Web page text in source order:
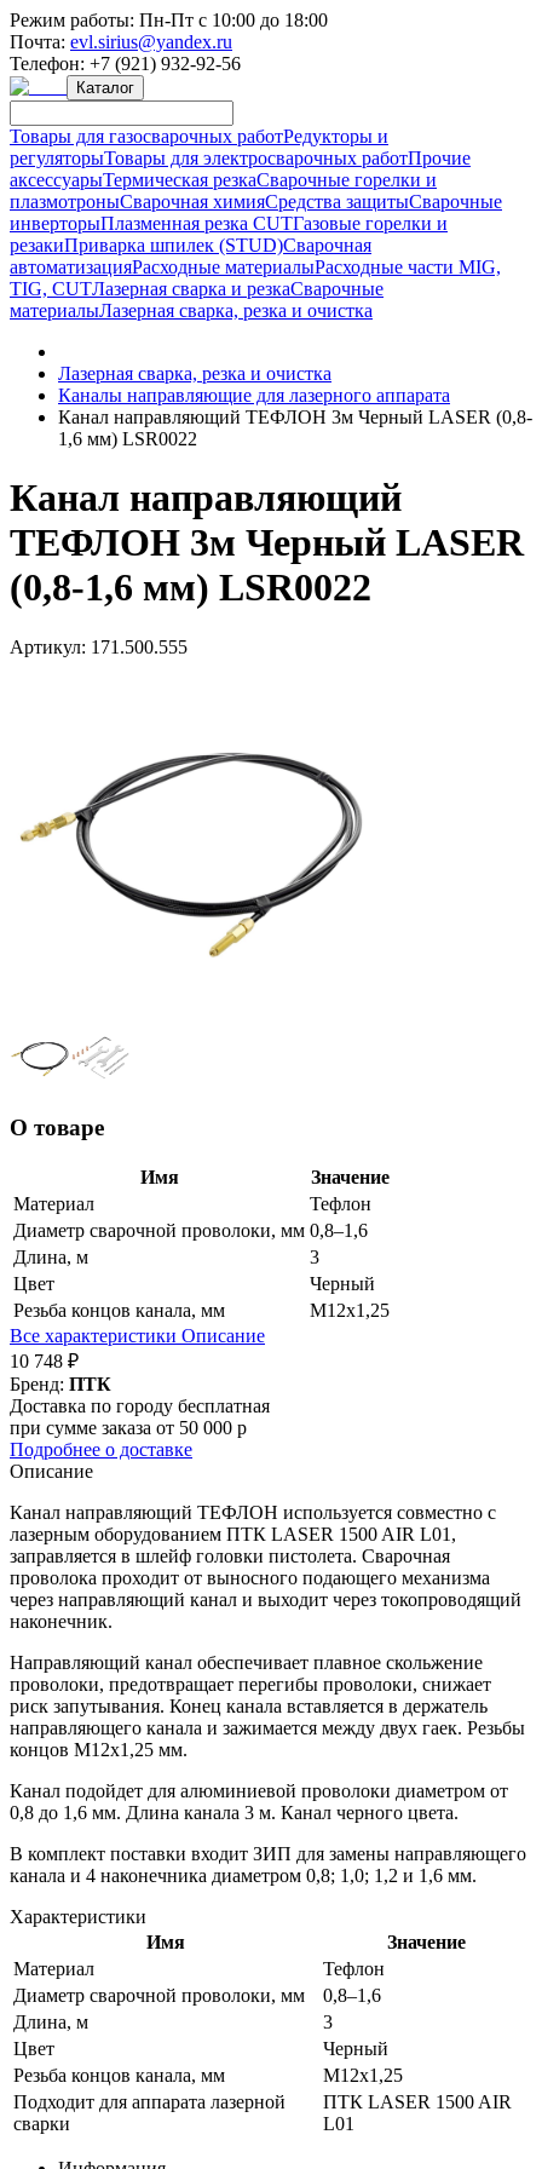
Режим работы: Пн-Пт с 10:00 до 18:00
Почта: evl.sirius@yandex.ru
Телефон: +7 (921) 932-92-56
Каталог
Товары для газосварочных работРедукторы и
регуляторыТовары для электросварочных работПрочие
аксессуарыТермическая резкаСварочные горелки и
плазмотроныСварочная химияСредства защитыСварочные
инверторыПлазменная резка CUTГазовые горелки и
резакиПриварка шпилек (STUD)Сварочная
автоматизацияРасходные материалыРасходные части MIG,
TIG, CUTЛазерная сварка и резкаСварочные
материалыЛазерная сварка, резка и очистка
Лазерная сварка, резка и очистка
Каналы направляющие для лазерного аппарата
Канал направляющий ТЕФЛОН 3м Черный LASER (0,8-
1,6 мм) LSR0022
Канал направляющий
ТЕФЛОН 3м Черный LASER
(0,8-1,6 мм) LSR0022
Артикул: 171.500.555
О товаре
Имя
Значение
Материал
Тефлон
Диаметр сварочной проволоки, мм 0,8–1,6
Длина, м
3
Цвет
Черный
Резьба концов канала, мм
М12х1,25
Все характеристики Описание
10 748 ₽
Бренд: ПТК
Доставка по городу бесплатная
при сумме заказа от 50 000 р
Подробнее о доставке
Описание
Канал направляющий ТЕФЛОН используется совместно с
лазерным оборудованием ПТК LASER 1500 AIR L01,
заправляется в шлейф головки пистолета. Сварочная
проволока проходит от выносного подающего механизма
через направляющий канал и выходит через токопроводящий
наконечник.
Направляющий канал обеспечивает плавное скольжение
проволоки, предотвращает перегибы проволоки, снижает
риск запутывания. Конец канала вставляется в держатель
направляющего канала и зажимается между двух гаек. Резьбы
концов М12х1,25 мм.
Канал подойдет для алюминиевой проволоки диаметром от
0,8 до 1,6 мм. Длина канала 3 м. Канал черного цвета.
В комплект поставки входит ЗИП для замены направляющего
канала и 4 наконечника диаметром 0,8; 1,0; 1,2 и 1,6 мм.
Характеристики
Имя
Значение
Материал
Тефлон
Диаметр сварочной проволоки, мм
0,8–1,6
Длина, м
3
Цвет
Черный
Резьба концов канала, мм
М12х1,25
Подходит для аппарата лазерной
сварки
ПТК LASER 1500 AIR
L01